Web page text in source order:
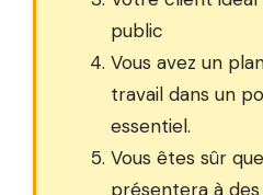
public
Vous avez un
travail dans un
essentiel.
Vous êtes sûr
présentera à